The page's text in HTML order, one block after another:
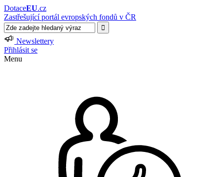
DotaceEU.cz
Zastřešující portál evropských fondů v ČR
Newslettery
Přihlásit se
Menu